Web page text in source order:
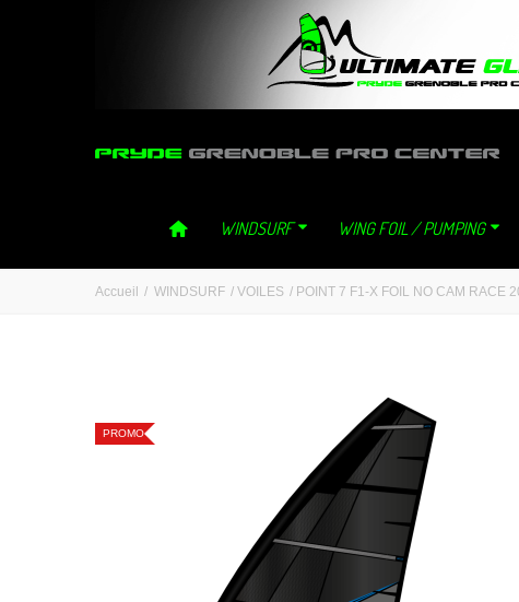
WINDSURF WING FOIL / PUMPING
Accueil / WINDSURF / VOILES / POINT 7 F1-X FOIL NO CAM RACE
PROMO